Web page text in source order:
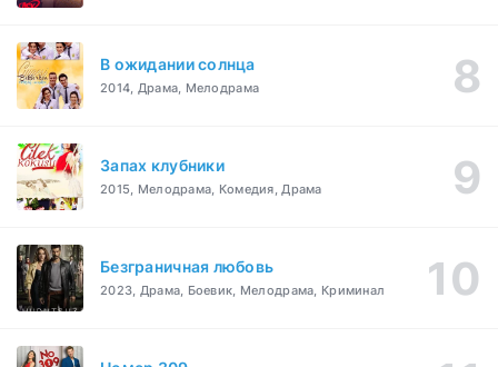
В ожидании солнца
2014, Драма, Мелодрама
Запах клубники
2015, Мелодрама, Комедия, Драма
Безграничная любовь
2023, Драма, Боевик, Мелодрама, Криминал